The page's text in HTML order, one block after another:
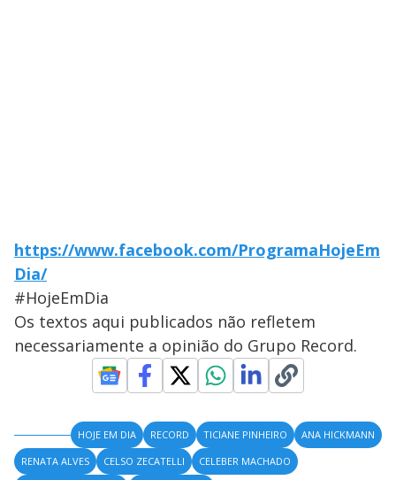
https://www.facebook.com/ProgramaHojeEm
Dia/
#HojeEmDia
Os textos aqui publicados não refletem
necessariamente a opinião do Grupo Record.
HOJE EM DIA RECORD TICIANE PINHEIRO
ANA HICKMANN
RENATA ALVES
CELSO ZECATELLI
CELEBER MACHADO